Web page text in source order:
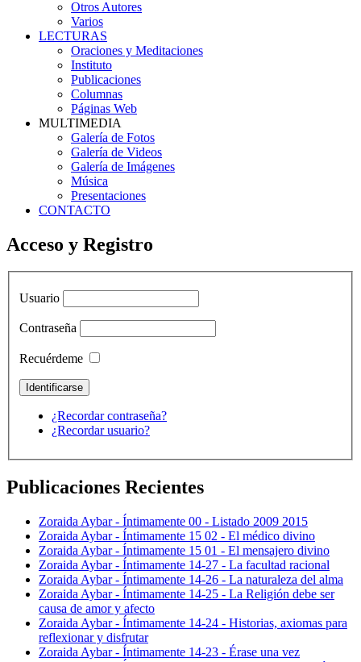
Otros Autores
Varios
LECTURAS
Oraciones y Meditaciones
Instituto
Publicaciones
Columnas
Páginas Web
MULTIMEDIA
Galería de Fotos
Galería de Videos
Galería de Imágenes
Música
Presentaciones
CONTACTO
Acceso y Registro
Usuario
Contraseña
Recuérdeme
¿Recordar contraseña?
¿Recordar usuario?
Publicaciones Recientes
Zoraida Aybar - Íntimamente 00 - Listado 2009 2015
Zoraida Aybar - Íntimamente 15 02 - El médico divino
Zoraida Aybar - Íntimamente 15 01 - El mensajero divino
Zoraida Aybar - Íntimamente 14-27 - La facultad racional
Zoraida Aybar - Íntimamente 14-26 - La naturaleza del alma
Zoraida Aybar - Íntimamente 14-25 - La Religión debe ser
causa de amor y afecto
Zoraida Aybar - Íntimamente 14-24 - Historias, axiomas para
reflexionar y disfrutar
Zoraida Aybar - Íntimamente 14-23 - Érase una vez